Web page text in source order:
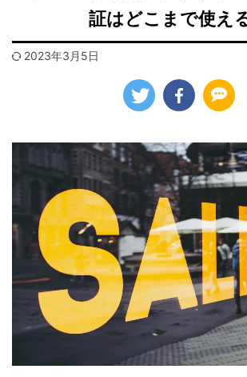
証はどこまで使え
2023年3月5日